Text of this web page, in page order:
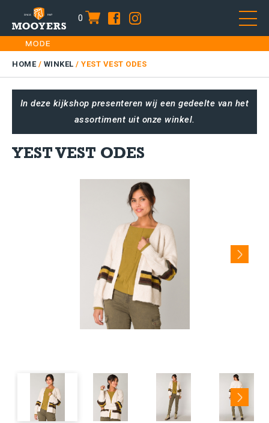
0 item
Skip
to
content
HOME
DAMES
KIDS
PLUS SIZE
HOME/ WINKEL / YEST VEST ODES
In deze kijkshop presenteren wij een gedeelte van het
assortiment uit onze winkel.
YEST VEST ODES
Next
Next